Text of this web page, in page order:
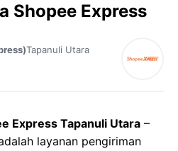
Shopee Express
Tapanuli Utara
Express Tapanuli Utara –
layanan pengiriman